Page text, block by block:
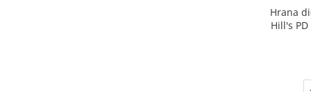
Hrana
Hill's